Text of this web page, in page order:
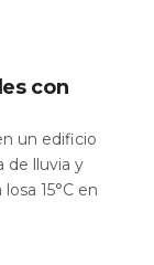
con
un edificio
de lluvia y
15°C en